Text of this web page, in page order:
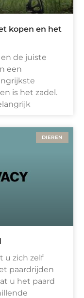
kopen en het
de juiste
een
is het zadel.
DIEREN
u zich zelf
paardrijden
u het paard